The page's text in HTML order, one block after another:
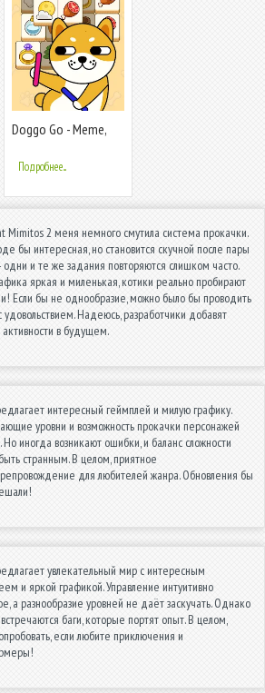
Doggo Go - Meme,
Подробнее...
Mimitos 2 меня немного смутила система прокачки.
бы интересная, но становится скучной после пары
одни и те же задания повторяются слишком часто.
яркая и миленькая, котики реально пробирают
Если бы не однообразие, можно было бы проводить
Надеюсь, разработчики добавят
в будущем.
интересный геймплей и милую графику.
уровни и возможность прокачки персонажей
иногда возникают ошибки, и баланс сложности
странным. В целом, приятное
для любителей жанра. Обновления бы
увлекательный мир с интересным
и яркой графикой. Управление интуитивно
а разнообразие уровней не даёт заскучать. Однако
баги, которые портят опыт. В целом,
если любите приключения и